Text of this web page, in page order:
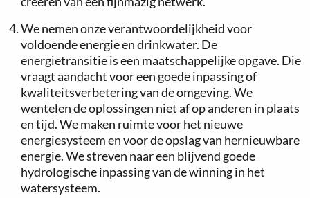
We nemen onze verantwoordelijkheid voor
voldoende energie en drinkwater. De
energietransitie is een maatschappelijke opgave. Die
vraagt aandacht voor een goede inpassing of
kwaliteitsverbetering van de omgeving. We
wentelen de oplossingen niet af op anderen in plaats
en tijd. We maken ruimte voor het nieuwe
energiesysteem en voor de opslag van hernieuwbare
energie. We streven naar een blijvend goede
hydrologische inpassing van de winning in het
watersysteem.